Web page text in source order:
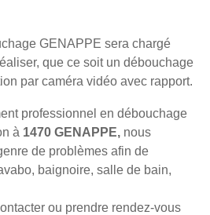
GENAPPE sera chargé
que ce soit un débouchage
par caméra vidéo avec rapport.
professionnel en débouchage
à 1470 GENAPPE, nous
de problèmes afin de
baignoire, salle de bain,
ou prendre rendez-vous